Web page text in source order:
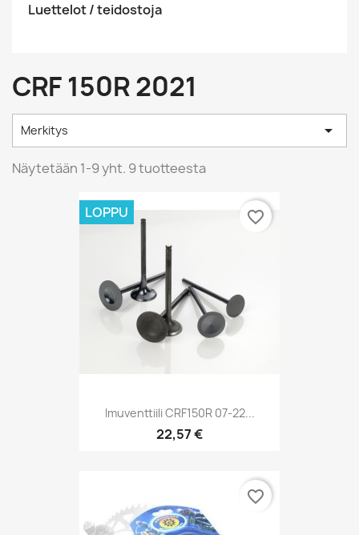
Luettelot / teidostoja
CRF 150R 2021
Merkitys 
Näytetään 1-9 yht. 9 tuotteesta
Imuventtiili CRF150R 07-22...
22,57 €
LOPPU favorite_border
favorite_border